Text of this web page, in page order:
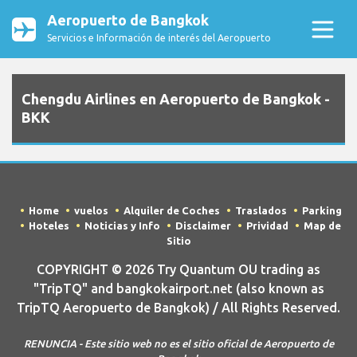
Aeropuerto de Bangkok
Servicios e Información de interés del Aeropuerto
Chengdu Airlines en Aeropuerto de Bangkok -
BKK
Home vuelos Alquiler de Coches Traslados
Parking
Hoteles
Noticias y Info Disclaimer Prividad
Map de
Sitio
COPYRIGHT © 2026 Try Quantum OU trading as
"TripTQ" and bangkokairport.net (also known as
TripTQ Aeropuerto de Bangkok) / All Rights Reserved.
RENUNCIA - Este sitio web no es el sitio oficial de Aeropuerto de